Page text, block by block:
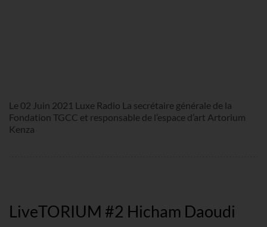
Le 02 Juin 2021 Luxe Radio La secrétaire générale de la
Fondation TGCC et responsable de l’espace d’art Artorium
Kenza
LiveTORIUM #2 Hicham Daoudi